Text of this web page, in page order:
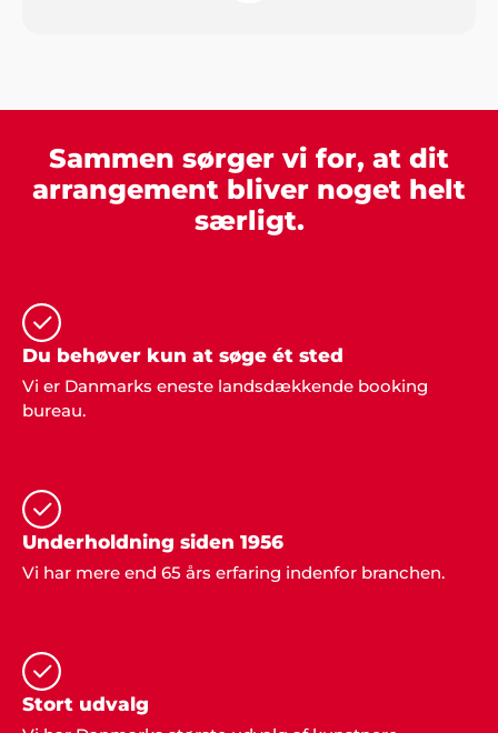
Jeanne, Roskilde
"Godt med gode ideer, når man ikke selv har
Claus Nielsen, Ringe
"I er for vilde! Vi snakker stadig om den fede fest vi
tilbagemelding på vores fest - det blev et kanon
arrangement, som både vi og vores gæster var
meget tilfredse med. Vi vender helt sikkert tilbage
Sammen sørger vi for, at dit
arrangement bliver noget helt
særligt.
Du behøver kun at søge ét sted
Vi er Danmarks eneste landsdækkende booking
bureau.
Underholdning siden 1956
Vi har mere end 65 års erfaring indenfor branchen.
Stort udvalg